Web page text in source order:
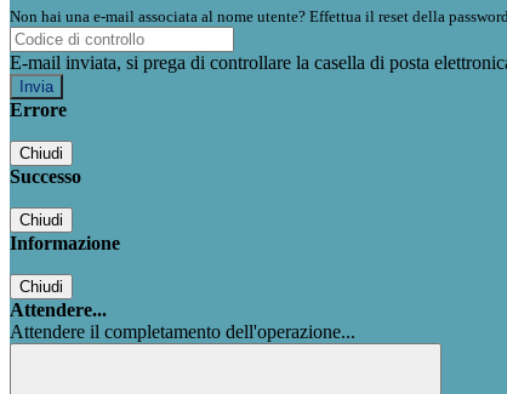
Non hai una e-mail associata al nome utente? Effettua il reset della
E-mail inviata, si prega di controllare la casella di posta
Errore
Chiudi
Successo
Chiudi
Informazione
Chiudi
Attendere...
Attendere il completamento dell'operazione...